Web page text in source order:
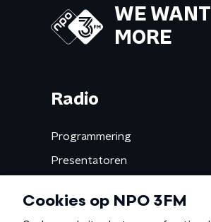
WE WANT
MORE
Radio
Programmering
Presentatoren
Gemist